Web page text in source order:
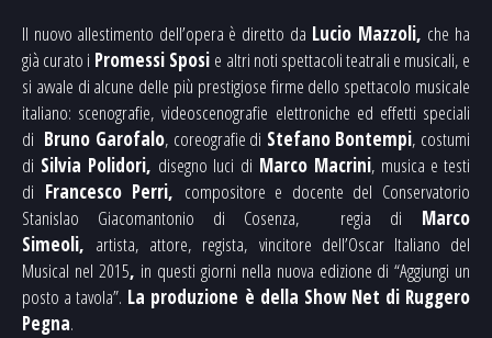
Il nuovo allestimento dell’opera è diretto da Lucio Mazzoli, che ha
già curato i Promessi Sposi e altri noti spettacoli teatrali e musicali, e
si avvale di alcune delle più prestigiose firme dello spettacolo musicale
italiano: scenografie, videoscenografie elettroniche ed effetti speciali
di Bruno Garofalo, coreografie di Stefano Bontempi, costumi
di Silvia Polidori, disegno luci di Marco Macrini, musica e testi
di Francesco Perri, compositore e docente del Conservatorio
Stanislao Giacomantonio di Cosenza,
regia di Marco
Simeoli, artista, attore, regista, vincitore dell’Oscar Italiano del
Musical nel 2015, in questi giorni nella nuova edizione di “Aggiungi un
posto a tavola”. La produzione è della Show Net di Ruggero
Pegna.